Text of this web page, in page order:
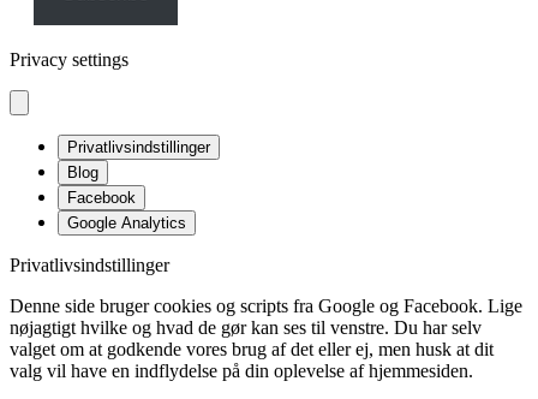
Privacy settings
Privatlivsindstillinger
Blog
Facebook
Google Analytics
Privatlivsindstillinger
Denne side bruger cookies og scripts fra Google og Facebook. Lige
nøjagtigt hvilke og hvad de gør kan ses til venstre. Du har selv
valget om at godkende vores brug af det eller ej, men husk at dit
valg vil have en indflydelse på din oplevelse af hjemmesiden.